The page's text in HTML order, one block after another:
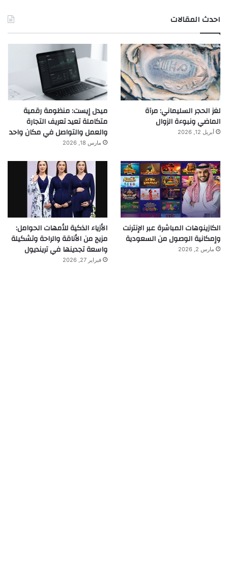
احدث المقالات
لغز الحجر السليماني: مرآة
الماضي ونبوءة الزوال
أبريل 12, 2026
ميدل إيست: منظومة رقمية
متكاملة تعيد تعريف التجارة
والعمل والتواصل في مكان واحد
مارس 18, 2026
الكازينوهات المباشرة عبر الإنترنت
وإمكانية الوصول من السعودية
مارس 2, 2026
الأزياء الذكية للأمهات الحوامل:
مزيج من الأناقة والراحة وتشكيلة
واسعة تجدينها في ترينديول
فبراير 27, 2026